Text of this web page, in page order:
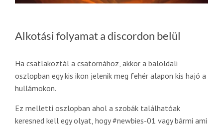
Alkotási folyamat a discordon belül
Ha csatlakoztál a csatornához, akkor a baloldali
oszlopban egy kis ikon jelenik meg fehér alapon kis hajó a
hullámokon.
Ez melletti oszlopban ahol a szobák találhatóak
keresned kell egy olyat, hogy #newbies-01 vagy bármi ami